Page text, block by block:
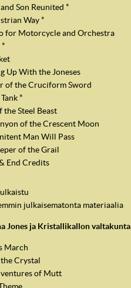
Son Reunited *
Way *
for Motorcycle and Orchestra
*
Up With the Joneses
of the Cruciform Sword
*
the Steel Beast
of the Crescent Moon
Man Will Pass
of the Grail
End Credits
julkaisematonta materiaalia
Jones ja Kristallikallon valtakunta
March
Crystal
of Mutt